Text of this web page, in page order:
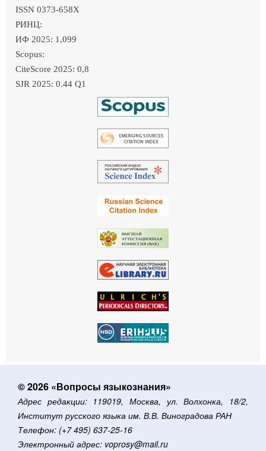
ISSN 0373-658X
РИНЦ:
ИФ 2025: 1,099
Scopus:
CiteScore 2025: 0,8
SJR 2025: 0.44 Q1
© 2026 «Вопросы языкознания»
Адрес редакции: 119019, Москва, ул. Волхонка, 18/2,
Институт русского языка им. В.В. Виноградова РАН
Телефон: (+7 495) 637-25-16
Электронный адрес: voprosy@mail.ru